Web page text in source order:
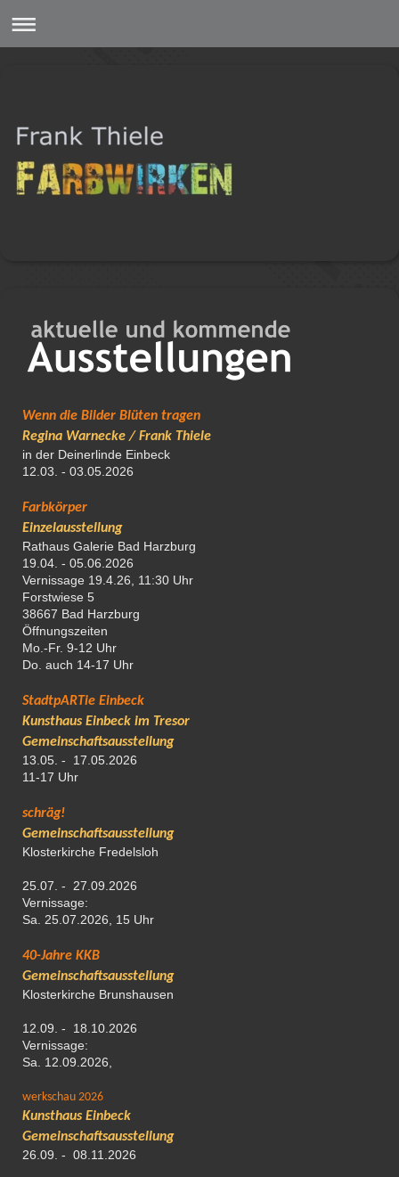
Wenn die Bilder Blüten tragen
Regina Warnecke / Frank Thiele
in der Deinerlinde Einbeck
12.03. - 03.05.2026
Farbkörper
Einzelausstellung
Rathaus Galerie Bad Harzburg
19.04. - 05.06.2026
Vernissage 19.4.26, 11:30 Uhr
Forstwiese 5
38667 Bad Harzburg
Öffnungszeiten
Mo.-Fr. 9-12 Uhr
Do. auch 14-17 Uhr
StadtpARTie Einbeck
Kunsthaus Einbeck im Tresor
Gemeinschaftsausstellung
13.05. - 17.05.2026
11-17 Uhr
schräg!
Gemeinschaftsausstellung
Klosterkirche Fredelsloh
25.07. - 27.09.2026
Vernissage:
Sa. 25.07.2026, 15 Uhr
40-Jahre KKB
Gemeinschaftsausstellung
Klosterkirche Brunshausen
12.09. - 18.10.2026
Vernissage:
Sa. 12.09.2026,
werkschau 2026
Kunsthaus Einbeck
Gemeinschaftsausstellung
26.09. - 08.11.2026